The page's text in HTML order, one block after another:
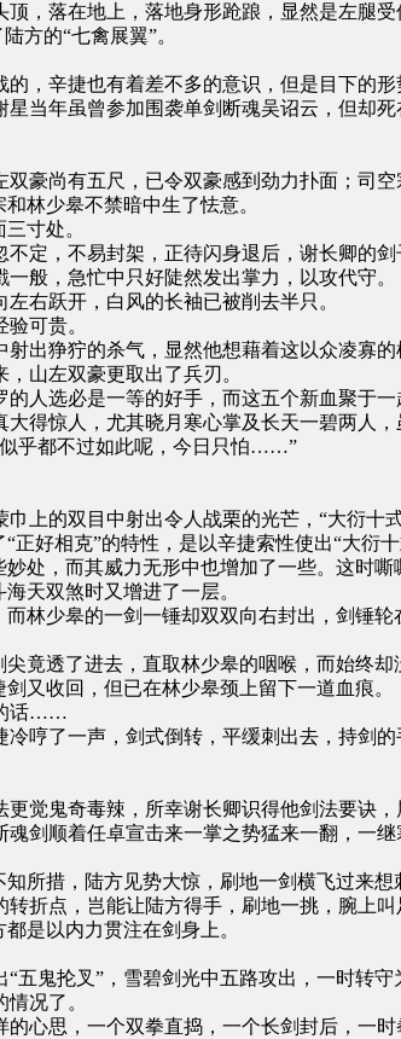
落在地上，落地身形跄踉，显然是左腿受
方的“七禽展翼”。
辛捷也有着差不多的意识，但是目下的形
年虽曾参加围袭单剑断魂吴诏云，但却死
尚有五尺，已令双豪感到劲力扑面；司空
林少皋不禁暗中生了怯意。
寸处。
，不易封架，正待闪身退后，谢长卿的
般，急忙中只好陡然发出掌力，以攻代守。
右跃开，白风的长袖已被削去半只。
可贵。
狰狞的杀气，显然他想藉着这以众凌寡的
山左双豪更取出了兵刃。
选必是一等的好手，而这五个新血聚于一
惊人，尤其晓月寒心掌及长天一碧两人，
乎都不过如此呢，今日只怕……”
上的双目中射出令人战栗的光芒，“大衍
好相克”的特性，是以辛捷索性使出“大衍十
，而其威力无形中也增加了一些。这时嘶
天双煞时又增进了一层。
少皋的一剑一锤却双双向右封出，剑锤轮
透了进去，直取林少皋的咽喉，而始终却
收回，但已在林少皋颈上留下一道血痕。
话……
了一声，剑式倒转，平缓刺出去，持剑的
鬼奇毒辣，所幸谢长卿识得他剑法要诀，
顺着任卓宣击来一掌之势猛来一翻，一继
措，陆方见势大惊，刷地一剑横飞过来想
点，岂能让陆方得手，刷地一挑，腕上叫
是以内力贯注在剑身上。
鬼抡叉”，雪碧剑光中五路攻出，一时转守
况了。
心思，一个双拳直捣，一个长剑封后，一